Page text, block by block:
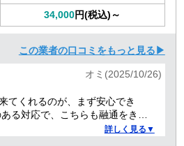
34,000円(税込)～
この業者の口コミをもっと見る▶
オミ(2025/10/26)
てくれるのが、まず安心でき
る対応で、こちらも融通をきか
っとも安い価格でお願いでき
詳しく見る▼